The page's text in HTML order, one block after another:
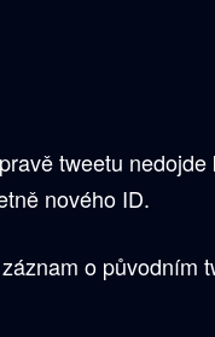
tweetu
nového ID.
o původním